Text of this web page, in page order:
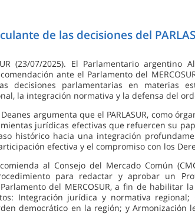
de las decisiones del
(23/07/2025). El Parlamentario
ante el Parlamento del
decisiones parlamentarias en materias
la integración normativa y la defensa del
argumenta que el PARLASUR, como
jurídicas efectivas que refuercen su
histórico hacia una integración
efectiva y el compromiso con los
al Consejo del Mercado Común
para redactar y aprobar un
del MERCOSUR, a fin de habilitar
Integración jurídica y normativa regional;
democrático en la región; y